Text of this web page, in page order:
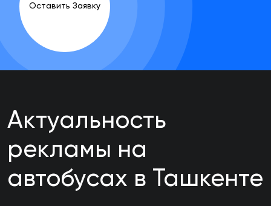
Оставить Заявку
Актуальность
рекламы на
автобусах в Ташкенте